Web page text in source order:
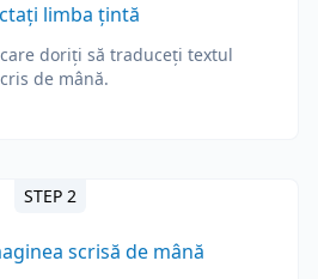
limba țintă
doriți să traduceți textul
de mână.
STEP 2
scrisă de mână